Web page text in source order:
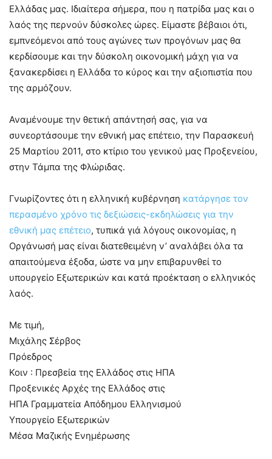
Ελλάδας μας. Ιδιαίτερα σήμερα, που η πατρίδα μας και ο
λαός της περνούν δύσκολες ώρες. Είμαστε βέβαιοι ότι,
εμπνεόμενοι από τους αγώνες των προγόνων μας θα
κερδίσουμε και την δύσκολη οικονομική μάχη για να
ξανακερδίσει η Ελλάδα το κύρος και την αξιοπιστία που
της αρμόζουν.
Αναμένουμε την θετική απάντησή σας, για να
συνεορτάσουμε την εθνική μας επέτειο, την Παρασκευή
25 Μαρτίου 2011, στο κτίριο του γενικού μας Προξενείου,
στην Τάμπα της Φλώριδας.
Γνωρίζοντες ότι η ελληνική κυβέρνηση κατάργησε τον
περασμένο χρόνο τις δεξιώσεις-εκδηλώσεις για την
εθνική μας επέτειο, τυπικά γιά λόγους οικονομίας, η
Οργάνωσή μας είναι διατεθειμένη ν’ αναλάβει όλα τα
απαιτούμενα έξοδα, ώστε να μην επιβαρυνθεί το
υπουργείο Εξωτερικών και κατά προέκταση ο ελληνικός
λαός.
Με τιμή,
Μιχάλης Σέρβος
Πρόεδρος
Κοιν : Πρεσβεία της Ελλάδος στις ΗΠΑ
Προξενικές Αρχές της Ελλάδος στις
ΗΠΑ Γραμματεία Απόδημου Ελληνισμού
Υπουργείο Εξωτερικών
Μέσα Μαζικής Ενημέρωσης